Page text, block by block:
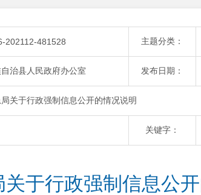
202112-481528 主题分类：
治县人民政府办公室 发布日期：
关于行政强制信息公开的情况说明
关键字：
于行政强制信息公